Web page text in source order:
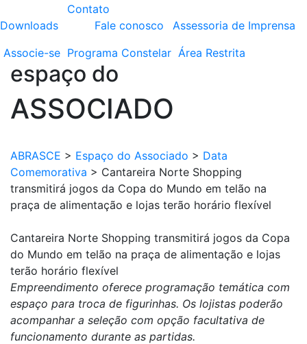
Downloads
Contato
Fale conosco
Assessoria de Imprensa
Associe-se Programa Constelar Área Restrita
espaço do
ASSOCIADO
ABRASCE > Espaço do Associado > Data
Comemorativa > Cantareira Norte Shopping
transmitirá jogos da Copa do Mundo em telão na
praça de alimentação e lojas terão horário flexível
Cantareira Norte Shopping transmitirá jogos da Copa
do Mundo em telão na praça de alimentação e lojas
terão horário flexível
Empreendimento oferece programação temática com
espaço para troca de figurinhas. Os lojistas poderão
acompanhar a seleção com opção facultativa de
funcionamento durante as partidas.